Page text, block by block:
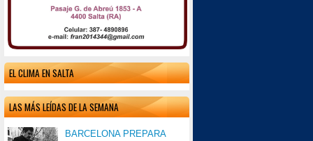
EL CLIMA EN SALTA
LAS MÁS LEÍDAS DE LA SEMANA
BARCELONA PREPARA